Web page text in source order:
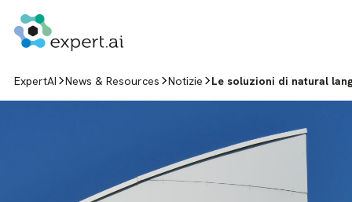
ExpertAI News & Resources Notizie Le soluzioni di natural